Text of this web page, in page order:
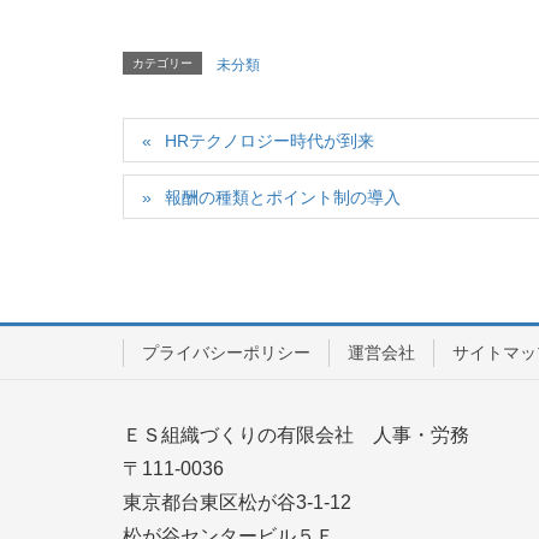
カテゴリー 未分類
HRテクノロジー時代が到来
報酬の種類とポイント制の導入
プライバシーポリシー 運営会社 サイトマ
ＥＳ組織づくりの有限会社 人事・労務
〒111-0036
東京都台東区松が谷3-1-12